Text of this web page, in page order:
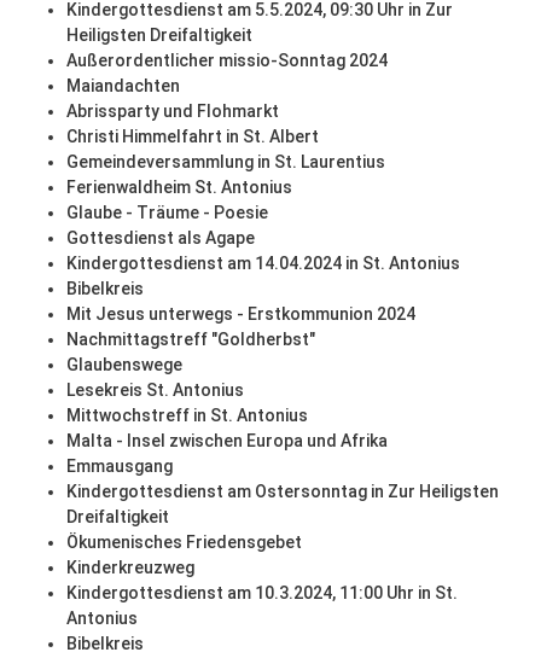
Kindergottesdienst am 5.5.2024, 09:30 Uhr in Zur
Heiligsten Dreifaltigkeit
Außerordentlicher missio-Sonntag 2024
Maiandachten
Abrissparty und Flohmarkt
Christi Himmelfahrt in St. Albert
Gemeindeversammlung in St. Laurentius
Ferienwaldheim St. Antonius
Glaube - Träume - Poesie
Gottesdienst als Agape
Kindergottesdienst am 14.04.2024 in St. Antonius
Bibelkreis
Mit Jesus unterwegs - Erstkommunion 2024
Nachmittagstreff "Goldherbst"
Glaubenswege
Lesekreis St. Antonius
Mittwochstreff in St. Antonius
Malta - Insel zwischen Europa und Afrika
Emmausgang
Kindergottesdienst am Ostersonntag in Zur Heiligsten
Dreifaltigkeit
Ökumenisches Friedensgebet
Kinderkreuzweg
Kindergottesdienst am 10.3.2024, 11:00 Uhr in St.
Antonius
Bibelkreis